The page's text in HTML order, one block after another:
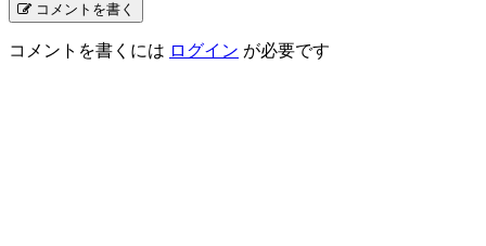
コメントを書く
コメントを書くには ログイン が必要です